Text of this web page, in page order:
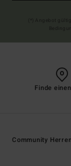
Finde
Community